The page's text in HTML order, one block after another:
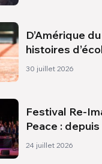
D’Amérique
histoires
sport et de
30 juillet 2026
Festival Re-
Peace :
un hymne à la
24 juillet 2026